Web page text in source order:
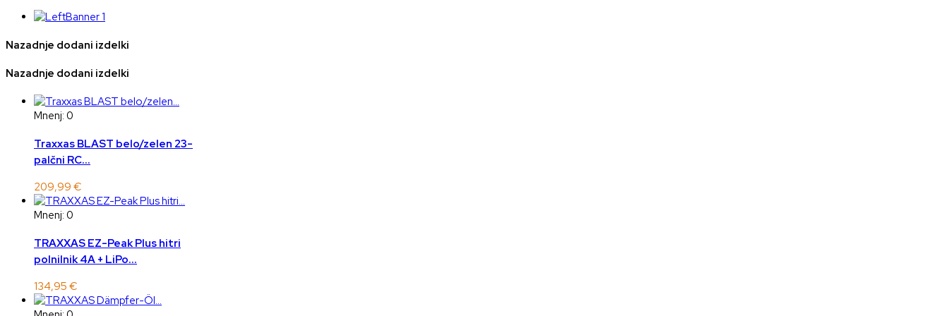
Nazadnje dodani izdelki
Nazadnje dodani izdelki
Mnenj: 0
Traxxas BLAST belo/zelen 23-
palčni RC...
209,99 €
Mnenj: 0
TRAXXAS EZ-Peak Plus hitri
polnilnik 4A + LiPo...
134,95 €